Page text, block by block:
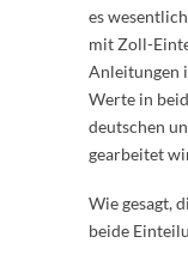
es
mit Zoll-
Anleitungen
Werte in
deutschen
gearbeitet
Wie gesagt,
beide